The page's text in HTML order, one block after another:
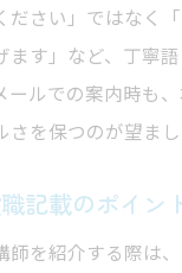
ださい」ではなく
ます」など、丁寧
ールでの案内時も
を保つのが望まし
記載のポイン
師を紹介する際は